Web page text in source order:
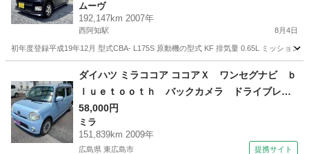
ムーヴ
192,147km 2007年
西阿知駅 8月4日
初年度登録平成19年12月 型式CBA- L175S 原動機の型式 KF 排気量 0.65L ミッション
西阿知駅 ムーヴ
ダイハツ ミラココア ココアＸ ワンセグナビ ｂ
ｌｕｅｔｏｏｔｈ バックカメラ ドライブレコ
ーダー （検8.9）
58,000円
ミラ
151,839km 2009年
広島県 東広島市 提携サイト